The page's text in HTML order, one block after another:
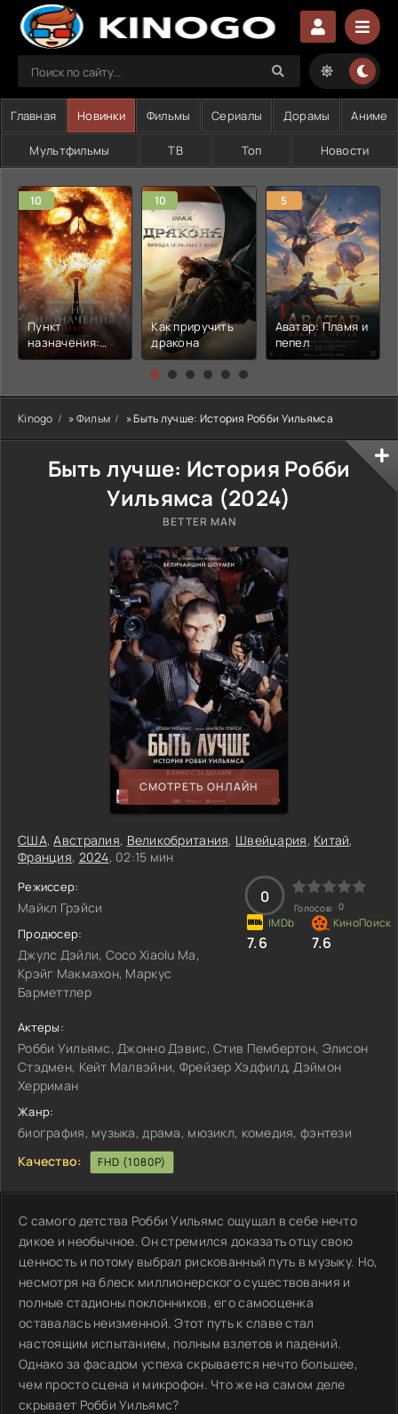
Главная Новинки Фильмы Сериалы Дорамы Аниме
Мультфильмы ТВ Топ Новости
10
Пункт
назначения:
Узы крови
10
Как приручить
дракона
5
Аватар: Пламя и
пепел
Kinogo »Фильм » Быть лучше: История Робби Уильямса
Быть лучше: История Робби
Уильямса (2024)
BETTER MAN
СМОТРЕТЬ ОНЛАЙН
США,Австралия, Великобритания, Швейцария, Китай,
Франция, 2024, 02:15 мин
Режиссер:
Майкл Грэйси
Продюсер:
Джулс Дэйли, Coco Xiaolu Ma,
Крэйг Макмахон, Маркус
Барметтлер
0
Голосов: 0
7.6 7.6
Актеры:
Робби Уильямс, Джонно Дэвис, Стив Пембертон, Элисон
Стэдмен, Кейт Малвэйни, Фрейзер Хэдфилд, Дэймон
Херриман
Жанр:
биография, музыка, драма, мюзикл, комедия, фэнтези
Качество:
FHD (1080P)
С самого детства Робби Уильямс ощущал в себе нечто
дикое и необычное. Он стремился доказать отцу свою
ценность и потому выбрал рискованный путь в музыку. Но,
несмотря на блеск миллионерского существования и
полные стадионы поклонников, его самооценка
оставалась неизменной. Этот путь к славе стал
настоящим испытанием, полным взлетов и падений.
Однако за фасадом успеха скрывается нечто большее,
чем просто сцена и микрофон. Что же на самом деле
скрывает Робби Уильямс?